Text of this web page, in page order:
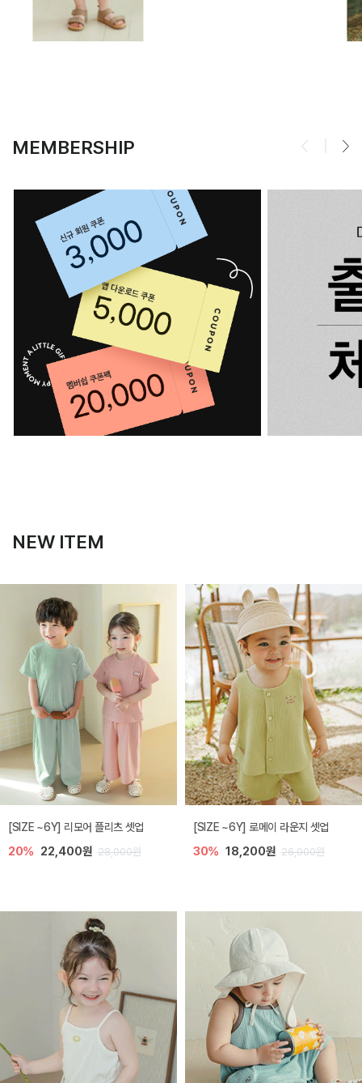
MEMBERSHIP
NEW ITEM
[SIZE ~6Y] 리모어 플리츠 셋업
20% 22,400원 28,000원
[SIZE ~6Y] 로메이 라운지 셋업
30% 18,200원 26,000원